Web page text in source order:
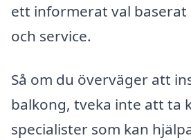
ett informerat val baserat
och service.
Så om du överväger att
balkong, tveka inte att ta
specialister som kan